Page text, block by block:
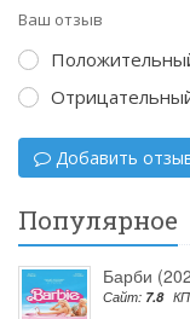
Ваш отзыв
Добавить
Популярное
Барби
Сайт: 7.8